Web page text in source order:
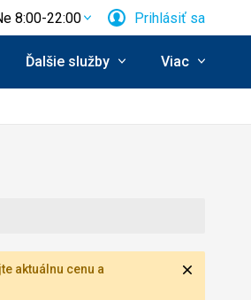
8:00-22:00 Prihlásiť sa
Ďalšie služby Viac
aktuálnu cenu a